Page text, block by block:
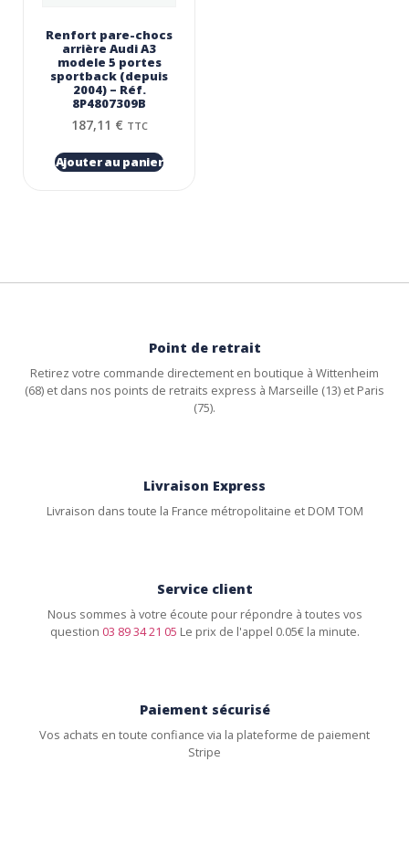
Renfort pare-chocs
arrière Audi A3
modele 5 portes
sportback (depuis
2004) – Réf.
8P4807309B
187,11 € TTC
Ajouter au panier
Point de retrait
Retirez votre commande directement en boutique à Wittenheim
(68) et dans nos points de retraits express à Marseille (13) et Paris
(75).
Livraison Express
Livraison dans toute la France métropolitaine et DOM TOM
Service client
Nous sommes à votre écoute pour répondre à toutes vos
question 03 89 34 21 05 Le prix de l'appel 0.05€ la minute.
Paiement sécurisé
Vos achats en toute confiance via la plateforme de paiement
Stripe